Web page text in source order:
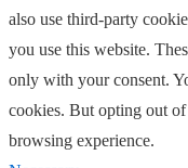
also use third-party
you use this website.
only with your consent.
cookies. But opting out
browsing experience.